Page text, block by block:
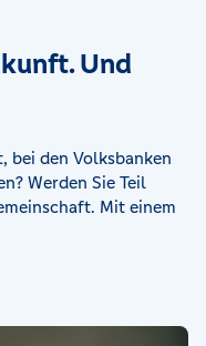
Und
bei den Volksbanken
Werden Sie Teil
Mit einem